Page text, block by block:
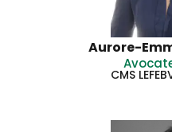
Aurore-
CMS